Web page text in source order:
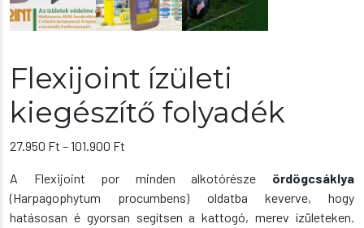
Flexijoint ízületi
kiegészítő folyadék
27.950 Ft –101.900 Ft
101.900 Ft
A Flexijoint por minden alkotórésze ördögcsáklya
(Harpagophytum procumbens) oldatba keverve, hogy
hatásosan é gyorsan segítsen a kattogó, merev ízületeken.